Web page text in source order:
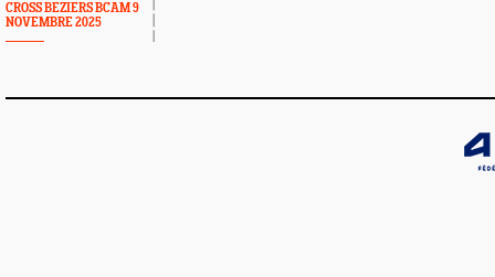
CROSS BEZIERS BCAM 9
NOVEMBRE 2025